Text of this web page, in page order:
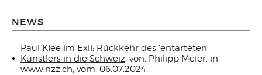
NEWS
Paul Klee im Exil: Rückkehr des 'entarteten'
Künstlers in die Schweiz, von: Philipp Meier, in:
www.nzz.ch, vom: 06.07.2024.